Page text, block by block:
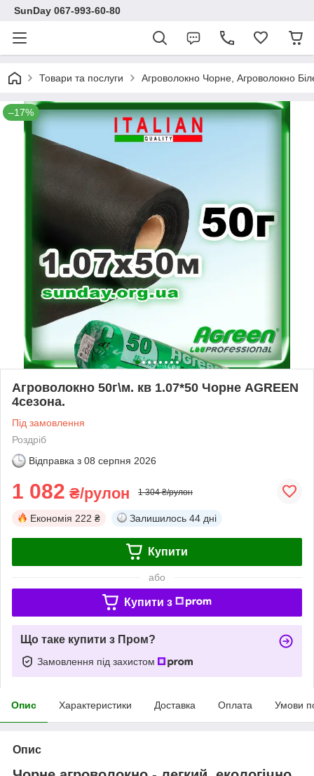
SunDay 067-993-60-80
Товари та послуги Агроволокно Чорне, Агроволокно
–17%
Агроволокно 50г\м. кв 1.07*50 Чорне AGREEN
4сезона.
Під замовлення
Роздріб
Відправка з 08 серпня 2026
1 082 ₴/рулон 1 304 ₴/рулон
Економія 222 ₴ Залишилось 44 дні
Купити
або
Купити з
Що таке купити з Пром?
Замовлення під захистом
Опис Характеристики Доставка Оплата Умови
Опис